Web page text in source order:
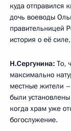
куда отправился
дочь воеводы
правительницей
история о её
Н.Сергунина: То,
максимально
местные жители
были
когда храм уже
богослужение.